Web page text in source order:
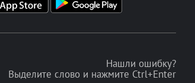
Нашли ошибку?
Выделите слово и нажмите Ctrl+Enter